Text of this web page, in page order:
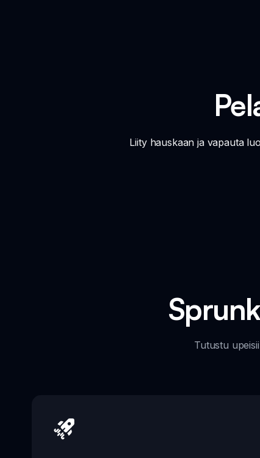
Liity hauskaan ja vapauta
Tutustu